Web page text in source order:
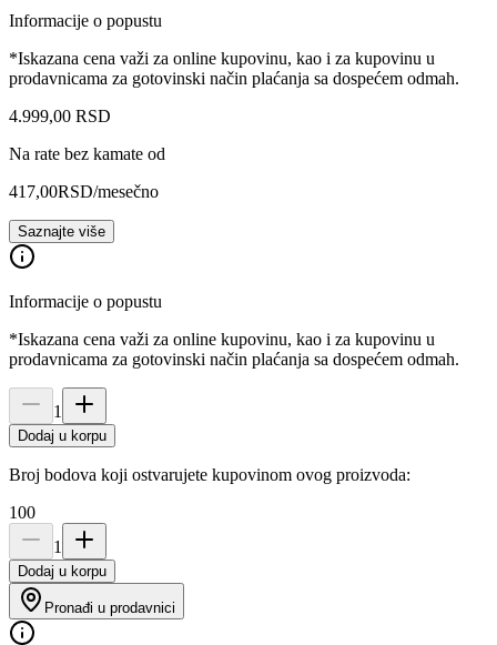
Informacije o popustu
*Iskazana cena važi za online kupovinu, kao i za kupovinu u
prodavnicama za gotovinski način plaćanja sa dospećem odmah.
4.999,00 RSD
Na rate bez kamate od
417,00RSD/mesečno
Saznajte više
Informacije o popustu
*Iskazana cena važi za online kupovinu, kao i za kupovinu u
prodavnicama za gotovinski način plaćanja sa dospećem odmah.
1
Dodaj u korpu
Broj bodova koji ostvarujete kupovinom ovog proizvoda:
100
1
Dodaj u korpu
Pronađi u prodavnici